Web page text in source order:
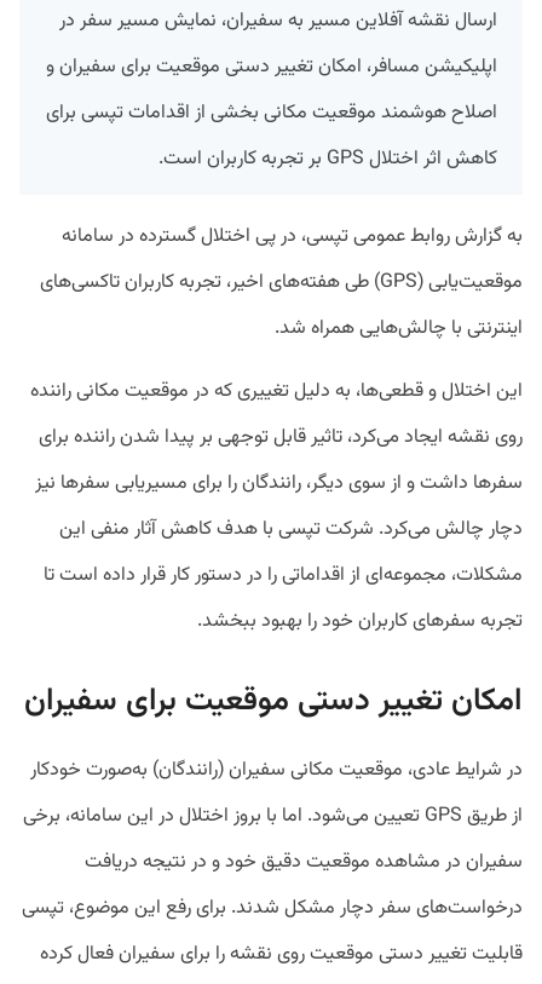
ارسال نقشه آفلاین مسیر به سفیران، نمایش مسیر سفر در
اپلیکیشن مسافر، امکان تغییر دستی موقعیت برای سفیران و
اصلاح هوشمند موقعیت مکانی بخشی از اقدامات تپسی برای
کاهش اثر اختلال GPS بر تجربه کاربران است.
به گزارش روابط عمومی تپسی، در پی اختلال گسترده در سامانه
موقعیت‌یابی (GPS) طی هفته‌های اخیر، تجربه کاربران تاکسی‌های
اینترنتی با چالش‌هایی همراه شد.
این اختلال و قطعی‌ها، به دلیل تغییری که در موقعیت مکانی راننده
روی نقشه ایجاد می‌کرد، تاثیر قابل توجهی بر پیدا شدن راننده برای
سفرها داشت و از سوی دیگر، رانندگان را برای مسیریابی سفرها نیز
دچار چالش می‌کرد. شرکت تپسی با هدف کاهش آثار منفی این
مشکلات، مجموعه‌ای از اقداماتی را در دستور کار قرار داده است تا
تجربه سفرهای کاربران خود را بهبود ببخشد.
امکان تغییر دستی موقعیت برای سفیران
در شرایط عادی، موقعیت مکانی سفیران (رانندگان) به‌صورت خودکار
از طریق GPS تعیین می‌شود. اما با بروز اختلال در این سامانه، برخی
سفیران در مشاهده موقعیت دقیق خود و در نتیجه دریافت
درخواست‌های سفر دچار مشکل شدند. برای رفع این موضوع، تپسی
قابلیت تغییر دستی موقعیت روی نقشه را برای سفیران فعال کرده